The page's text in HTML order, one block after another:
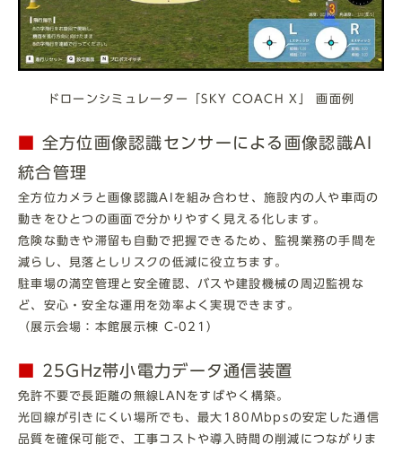
ドローンシミュレーター「SKY COACH X」 画面例
全方位画像認識センサーによる画像認識AI
統合管理
全方位カメラと画像認識AIを組み合わせ、施設内の人や車両の
動きをひとつの画面で分かりやすく見える化します。
危険な動きや滞留も自動で把握できるため、監視業務の手間を
減らし、見落としリスクの低減に役立ちます。
駐車場の満空管理と安全確認、バスや建設機械の周辺監視な
ど、安心・安全な運用を効率よく実現できます。
（展示会場：本館展示棟 C-021）
25GHz帯小電力データ通信装置
免許不要で長距離の無線LANをすばやく構築。
光回線が引きにくい場所でも、最大180Mbpsの安定した通信
品質を確保可能で、工事コストや導入時間の削減につながりま